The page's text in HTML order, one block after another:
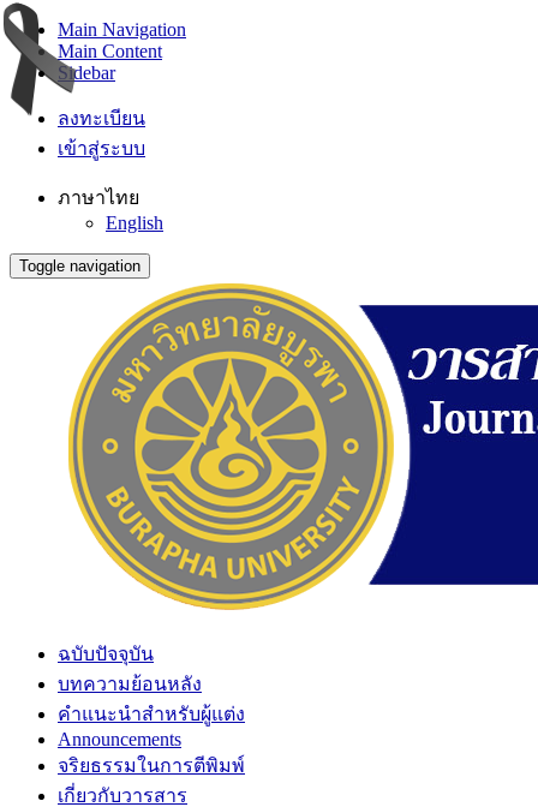
Main Navigation
Main Content
Sidebar
ลงทะเบียน
เข้าสู่ระบบ
ภาษาไทย
English
Toggle navigation
ฉบับปัจจุบัน
บทความย้อนหลัง
คำแนะนำสำหรับผู้แต่ง
Announcements
จริยธรรมในการตีพิมพ์
เกี่ยวกับวารสาร